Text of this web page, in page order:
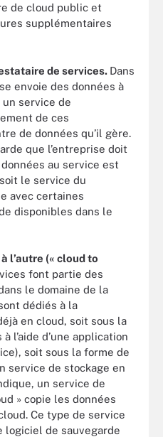
de cloud public et
supplémentaires
de services. Dans
envoie des données à
service de
de ces
de données qu’il gère.
que l’entreprise doit
au service est
le service du
avec certaines
disponibles dans le
l’autre (« cloud to
font partie des
le domaine de la
dédiés à la
en cloud, soit sous la
l’aide d’une application
soit sous la forme de
service de stockage en
un service de
» copie les données
Ce type de service
logiciel de sauvegarde